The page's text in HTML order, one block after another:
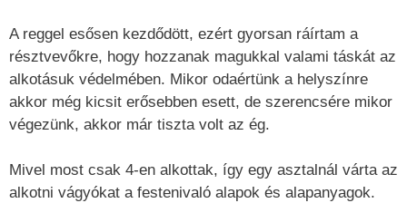
A reggel esősen kezdődött, ezért gyorsan ráírtam a
résztvevőkre, hogy hozzanak magukkal valami táskát az
alkotásuk védelmében. Mikor odaértünk a helyszínre
akkor még kicsit erősebben esett, de szerencsére mikor
végezünk, akkor már tiszta volt az ég.
Mivel most csak 4-en alkottak, így egy asztalnál várta az
alkotni vágyókat a festenivaló alapok és alapanyagok.